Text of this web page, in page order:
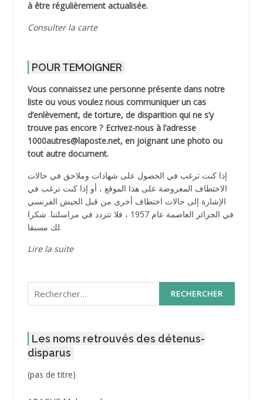
à être régulièrement actualisée.
Consulter la carte
POUR TEMOIGNER
Vous connaissez une personne présente dans notre
liste ou vous voulez nous communiquer un cas
d’enlèvement, de torture, de disparition qui ne s’y
trouve pas encore ? Ecrivez-nous à l’adresse
1000autres@laposte.net, en joignant une photo ou
tout autre document.
إذا كنت ترغب في الحصول على شهادات وملاحق في حالات
الاختطاف المعروضة على هذا الموقع ، أو إذا كنت ترغب في
الإشارة إلى حالات اختطاف أخرى من قبل الجيش الفرنسي
في الجزائر العاصمة عام 1957 ، فلا تتردد في مراسلتنا. شكرا
لك مسبقا.
Lire la suite
Rechercher :
Les noms retrouvés des détenus-
disparus
(pas de titre)Post